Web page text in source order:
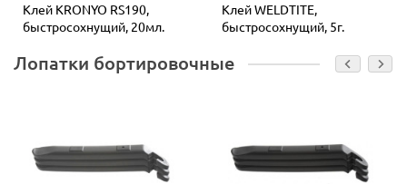
Клей KRONYO RS190,
быстросохнущий, 20мл.
Клей WELDTITE,
быстросохнущий, 5г.
Лопатки бортировочные